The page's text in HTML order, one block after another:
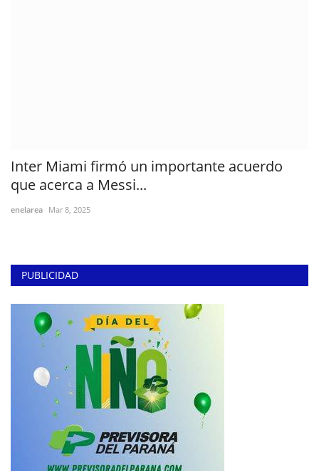
Inter Miami firmó un importante acuerdo
que acerca a Messi...
enelarea Mar 8, 2025
PUBLICIDAD